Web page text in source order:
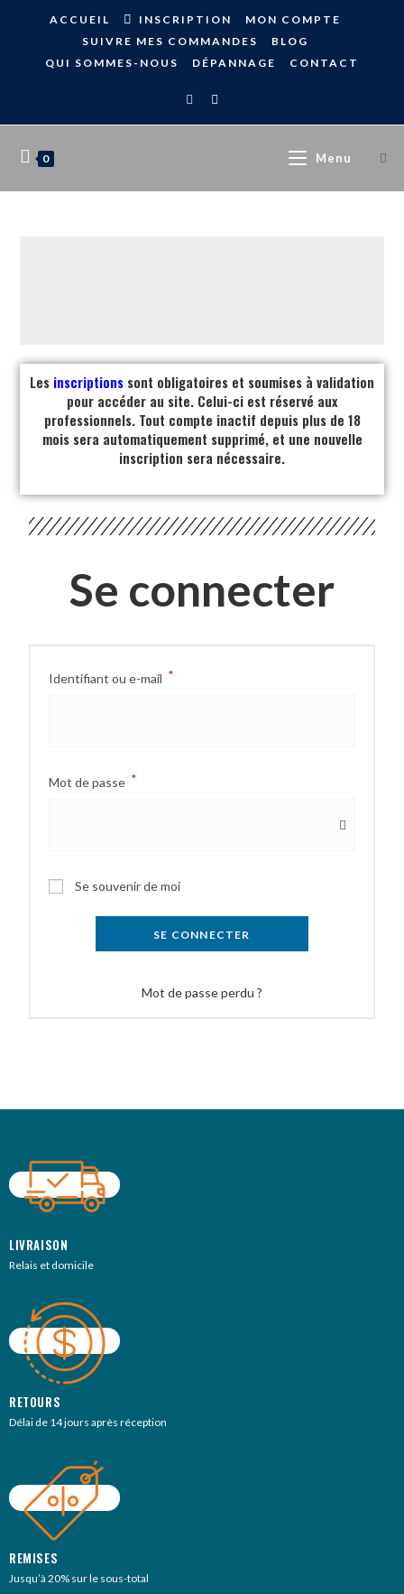
ACCUEIL INSCRIPTION
MON COMPTE
SUIVRE MES COMMANDES
BLOG
QUI SOMMES-NOUS
DÉPANNAGE CONTACT
0 Menu
Les inscriptions sont obligatoires et soumises à validation
pour accéder au site. Celui-ci est réservé aux
professionnels. Tout compte inactif depuis plus de 18
mois sera automatiquement supprimé, et une nouvelle
inscription sera nécessaire.
Se connecter
Identifiant ou e-mail *
Mot de passe *
Se souvenir de moi
SE CONNECTER
Mot de passe perdu ?
LIVRAISON
Relais et domicile
RETOURS
Délai de 14 jours après réception
REMISES
Jusqu’à 20% sur le sous-total